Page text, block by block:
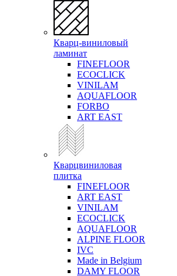
Кварц-виниловый
ламинат
FINEFLOOR
ECOCLICK
VINILAM
AQUAFLOOR
FORBO
ART EAST
Кварцвиниловая
плитка
FINEFLOOR
ART EAST
VINILAM
ECOCLICK
AQUAFLOOR
ALPINE FLOOR
IVC
Made in Belgium
DAMY FLOOR